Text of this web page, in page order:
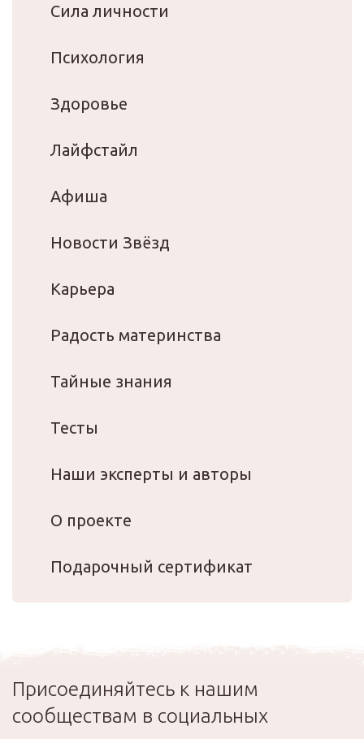
Сила личности
Психология
Здоровье
Лайфстайл
Афиша
Новости Звёзд
Карьера
Радость материнства
Тайные знания
Тесты
Наши эксперты и авторы
О проекте
Подарочный сертификат
Присоединяйтесь к нашим
сообществам в социальных